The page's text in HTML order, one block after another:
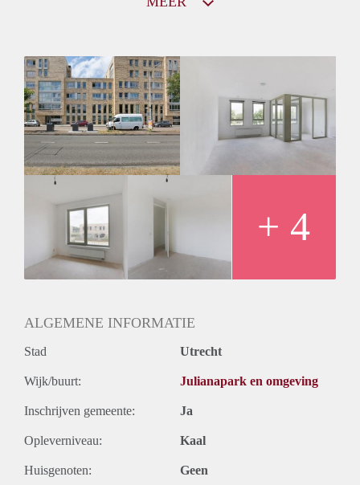
Huurtoeslag
Niet mogelijk
Inkomen eis
3,0 X Maandhuur Bruto
Huurtermijn
Onbepaalde termijn
Oplevering
+ 4
ALGEMENE INFORMATIE
Stad Utrecht
Wijk/buurt: Julianapark en omgeving
Inschrijven gemeente: Ja
Opleverniveau: Kaal
Huisgenoten: Geen